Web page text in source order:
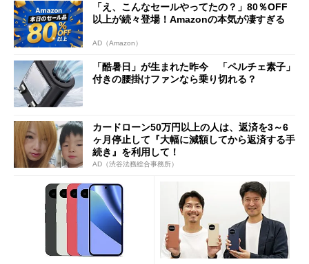
「え、こんなセールやってたの？」80％OFF
以上が続々登場！Amazonの本気が凄すぎる
AD（Amazon）
「酷暑日」が生まれた昨今 「ペルチェ素子」
付きの腰掛けファンなら乗り切れる？
カードローン50万円以上の人は、返済を3～6
ヶ月停止して『大幅に減額してから返済する手
続き』を利用して！
AD（渋谷法務総合事務所）